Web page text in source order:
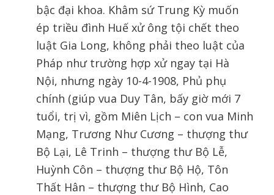
bậc đại khoa. Khâm sứ Trung Kỳ muốn
ép triều đình Huế xử ông tội chết theo
luật Gia Long, không phải theo luật của
Pháp như trường hợp xử ngay tại Hà
Nội, nhưng ngày 10-4-1908, Phủ phụ
chính (giúp vua Duy Tân, bấy giờ mới 7
tuổi, trị vì, gồm Miên Lịch – con vua Minh
Mạng, Trương Như Cương – thượng thư
Bộ Lại, Lê Trinh – thượng thư Bộ Lễ,
Huỳnh Côn – thượng thư Bộ Hộ, Tôn
Thất Hân – thượng thư Bộ Hình, Cao